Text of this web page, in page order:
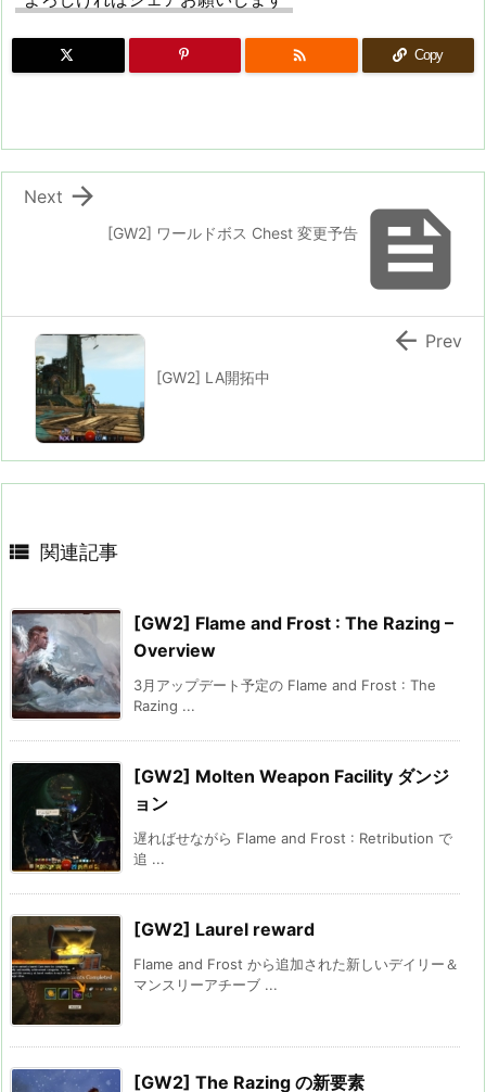
 Copy

[GW2] ワールドボス Chest 変更予告

Next
[GW2] LA開拓中
 Prev
 関連記事
[GW2] Flame and Frost : The Razing –
Overview
3月アップデート予定の Flame and Frost : The
Razing ...
[GW2] Molten Weapon Facility ダンジ
ョン
遅ればせながら Flame and Frost : Retribution で
追 ...
[GW2] Laurel reward
Flame and Frost から追加された新しいデイリー＆
マンスリーアチーブ ...
[GW2] The Razing の新要素